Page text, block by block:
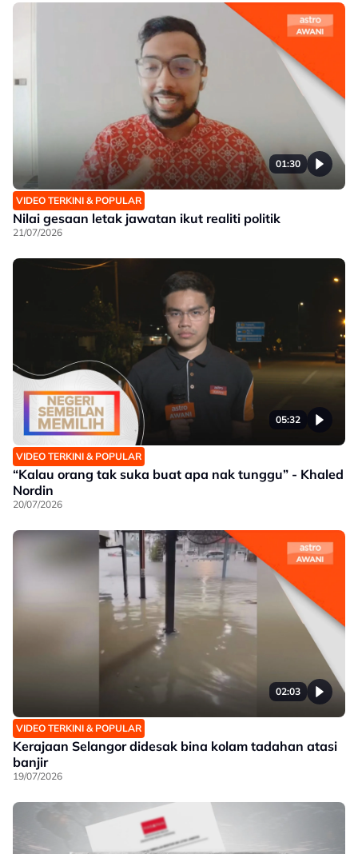
01:30
VIDEO TERKINI & POPULAR
Nilai gesaan letak jawatan ikut realiti politik
21/07/2026
05:32
VIDEO TERKINI & POPULAR
“Kalau orang tak suka buat apa nak tunggu” - Khaled
Nordin
20/07/2026
02:03
VIDEO TERKINI & POPULAR
Kerajaan Selangor didesak bina kolam tadahan atasi
banjir
19/07/2026